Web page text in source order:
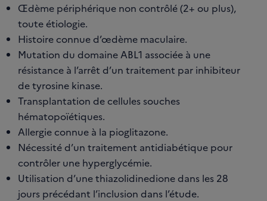
Œdème périphérique non contrôlé (2+ ou plus),
toute étiologie.
Histoire connue d’œdème maculaire.
Mutation du domaine ABL1 associée à une
résistance à l’arrêt d’un traitement par inhibiteur
de tyrosine kinase.
Transplantation de cellules souches
hématopoïétiques.
Allergie connue à la pioglitazone.
Nécessité d’un traitement antidiabétique pour
contrôler une hyperglycémie.
Utilisation d’une thiazolidinedione dans les 28
jours précédant l’inclusion dans l’étude.